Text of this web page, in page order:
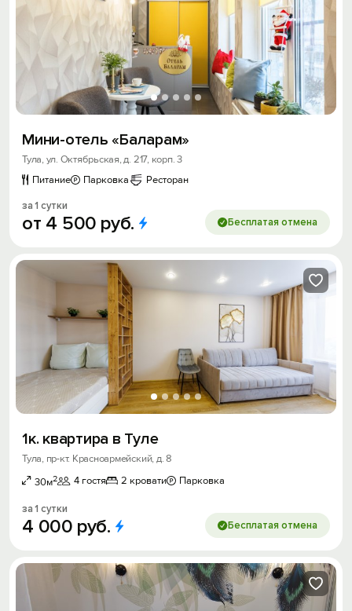
Мини-отель «Баларам»
Тула, ул. Октябрьская, д. 217, корп. 3
Питание
Парковка Ресторан
за 1 сутки
от 4 500 руб. Бесплатая отмена
1к. квартира в Туле
Тула, пр-кт. Красноармейский, д. 8
30м2 4 гостя 2 кровати Парковка
за 1 сутки
4 000 руб. Бесплатая отмена